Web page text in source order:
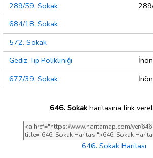
289/59. Sokak
684/18. Sokak
572. Sokak
Gediz Tıp Polikliniği
677/39. Sokak
646. Sokakharitasına link
646. Sokak Haritası